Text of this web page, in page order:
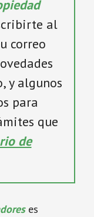
al
correo
y algunos
para
que
de
es